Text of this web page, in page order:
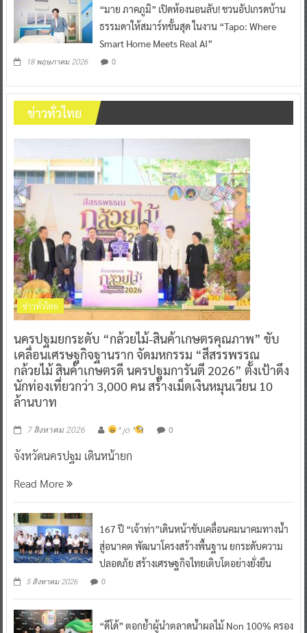
“มาย ภาคภูมิ” เปิดห้องนอนลับ! ชวนอัปเกรดบ้าน
ธรรมดาให้สมาร์ทขั้นสุด ในงาน “Tapo: Where
Smart Home Meets Real AI”
18 พฤษภาคม 2026 0
ข่าวทั่วไทย
ข่าวทั่วไทย
นครปฐมยกระดับ “กล้วยไม้-สินค้าเกษตรคุณภาพ” ขับ
เคลื่อนเศรษฐกิจฐานราก จัดมหกรรม “สีสรรพรรณ
กล้วยไม้ สินค้าเกษตรดี นครปฐมการันตี 2026” ตั้งเป้าดึง
นักท่องเที่ยวกว่า 3,000 คน สร้างเม็ดเงินหมุนเวียน 10
ล้านบาท
7 สิงหาคม 2026 ^ jo ^ 0
จังหวัดนครปฐม เดินหน้ายก
Read More
167 ปี “เจ้าท่า”เดินหน้าขับเคลื่อนคมนาคมทางน้ำ
สู่อนาคต พัฒนาโครงสร้างพื้นฐาน ยกระดับความ
ปลอดภัย สร้างเศรษฐกิจไทยเติบโตอย่างยั่งยืน
5 สิงหาคม 2026 0
“ดีโด้” ตอกย้ำผู้นำตลาดน้ำผลไม้ Non 100% ครอง